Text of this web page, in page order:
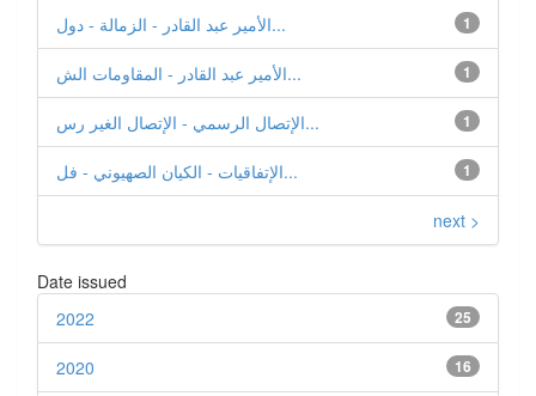
1 الأمير عبد القادر - الزمالة - دول...
1 الأمير عبد القادر - المقاومات الش...
1 الإتصال الرسمي - الإتصال الغير رس...
1 الإتفاقيات - الكيان الصهيوني - فل...
next >
Date issued
25
2022
16
2020